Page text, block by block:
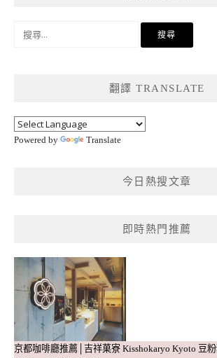
翻譯 TRANSLATE
Powered by Translate
今日熱搜文章
即時熱門推薦
京都咖啡廳推薦│吉祥菓寮 Kisshokaryo Kyoto 豆